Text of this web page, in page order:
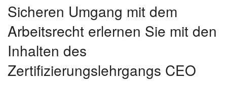
Sicheren Umgang mit dem
Arbeitsrecht erlernen Sie mit den
Inhalten des
Zertifizierungslehrgangs CEO